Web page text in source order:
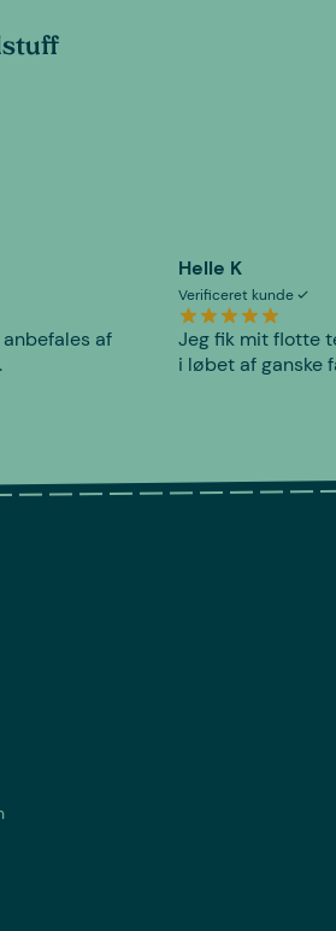
af
Helle K
Verificeret kunde
Jeg fik mit flotte
i løbet af ganske